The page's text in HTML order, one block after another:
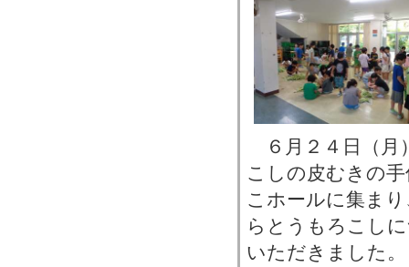
６月２４日（月
こしの皮むきの
こホールに集ま
らとうもろこし
いただきました。